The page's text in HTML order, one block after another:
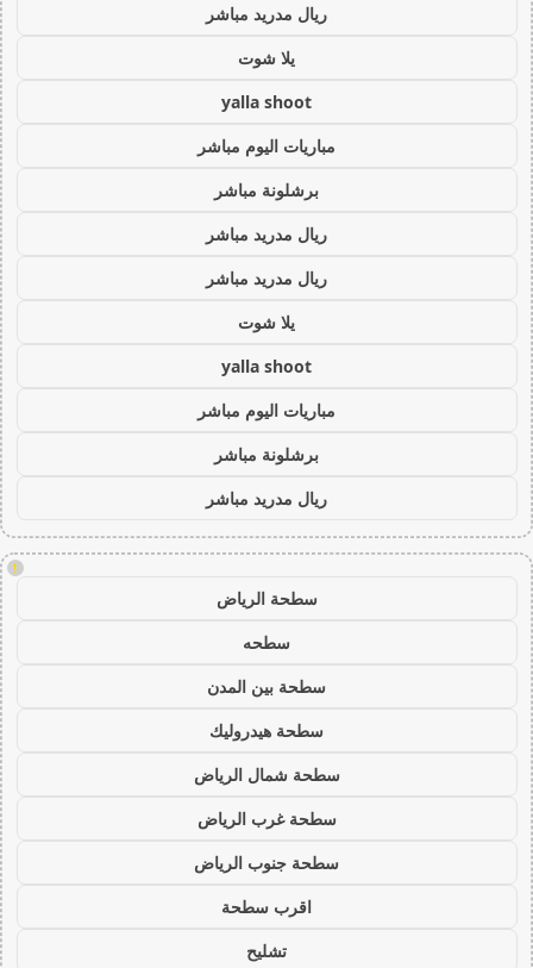
ريال مدريد مباشر
يلا شوت
yalla shoot
مباريات اليوم مباشر
برشلونة مباشر
ريال مدريد مباشر
ريال مدريد مباشر
يلا شوت
yalla shoot
مباريات اليوم مباشر
برشلونة مباشر
ريال مدريد مباشر
!
سطحة الرياض
سطحه
سطحة بين المدن
سطحة هيدروليك
سطحة شمال الرياض
سطحة غرب الرياض
سطحة جنوب الرياض
اقرب سطحة
تشليح